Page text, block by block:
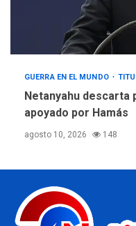
GUERRA EN EL MUNDO
Netanyahu descarta
apoyado por Hamás
agosto 10, 2026 148